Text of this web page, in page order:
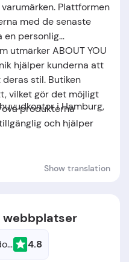
Plattformen
med de senaste
en personlig
utmärker ABOUT YOU
hjälper kunderna att
stil. Butiken
vilket gör det möjligt
produkterna
och hjälper
i Hamburg,
Show translation
webbplatser
Refundo.cz 4.8